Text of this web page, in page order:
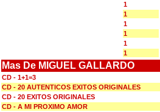
1
1
1
1
1
1
Mas De MIGUEL GALLARDO
CD - 1+1=3
CD - 20 AUTENTICOS EXITOS ORIGINALES
CD - 20 EXITOS ORIGINALES
CD - A MI PROXIMO AMOR